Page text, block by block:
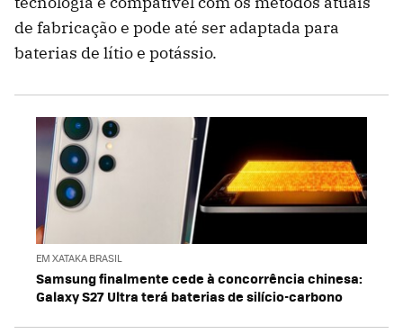
de fabricação e pode até ser adaptada para
baterias de lítio e potássio.
EM XATAKA BRASIL
Samsung finalmente cede à concorrência chinesa:
Galaxy S27 Ultra terá baterias de silício-carbono